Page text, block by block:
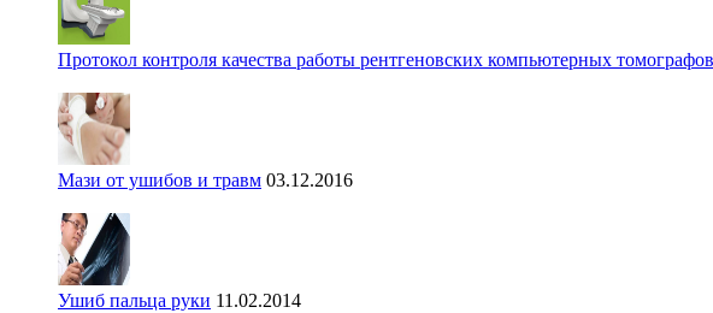
Протокол контроля качества работы рентгеновских компьютерных томографов
Мази от ушибов и травм 03.12.2016
Ушиб пальца руки 11.02.2014